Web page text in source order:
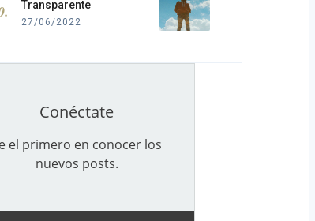
Transparente
27/06/2022
Conéctate
el primero en conocer los
nuevos posts.